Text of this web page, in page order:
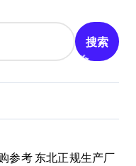
搜索
参考 东北正规生产厂